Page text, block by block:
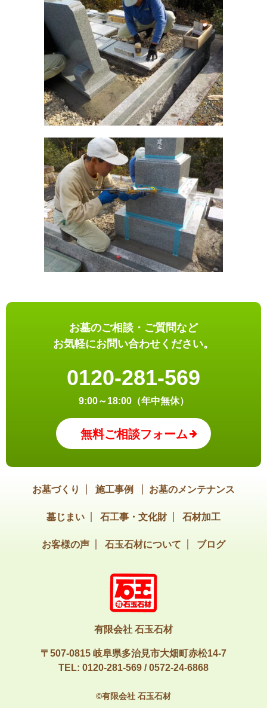
お墓のご相談・ご質問など
お気軽にお問い合わせください。
0120-281-569
9:00～18:00（年中無休）
無料ご相談フォーム
お墓づくり 施工事例 お墓のメンテナンス
墓じまい 石工事・文化財 石材加工
お客様の声 石玉石材について ブログ
有限会社 石玉石材
〒507-0815 岐阜県多治見市大畑町赤松14-7
TEL: 0120-281-569 /0572-24-6868
©有限会社 石玉石材